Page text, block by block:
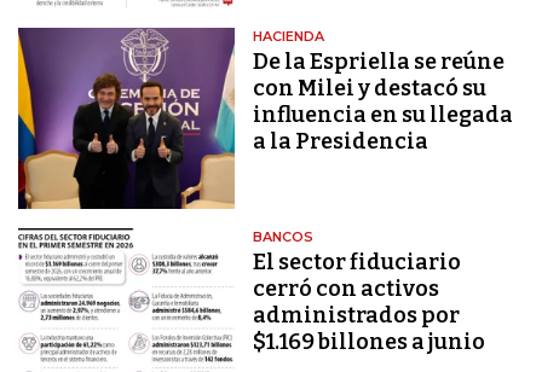
HACIENDA
De la Espriella se reúne
con Milei y destacó su
influencia en su llegada
a la Presidencia
BANCOS
El sector fiduciario
cerró con activos
administrados por
$1.169 billones a junio